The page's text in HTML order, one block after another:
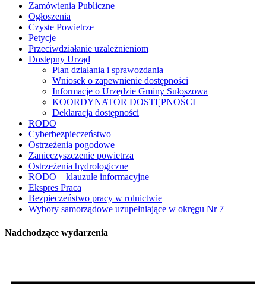
Zamówienia Publiczne
Ogłoszenia
Czyste Powietrze
Petycje
Przeciwdziałanie uzależnieniom
Dostępny Urząd
Plan działania i sprawozdania
Wniosek o zapewnienie dostępności
Informacje o Urzędzie Gminy Sułoszowa
KOORDYNATOR DOSTĘPNOŚCI
Deklaracja dostępności
RODO
Cyberbezpieczeństwo
Ostrzeżenia pogodowe
Zanieczyszczenie powietrza
Ostrzeżenia hydrologiczne
RODO – klauzule informacyjne
Ekspres Praca
Bezpieczeństwo pracy w rolnictwie
Wybory samorządowe uzupełniające w okręgu Nr 7
Nadchodzące wydarzenia